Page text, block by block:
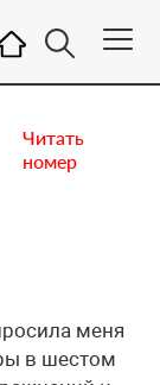
Читать
номер
меня
в шестом